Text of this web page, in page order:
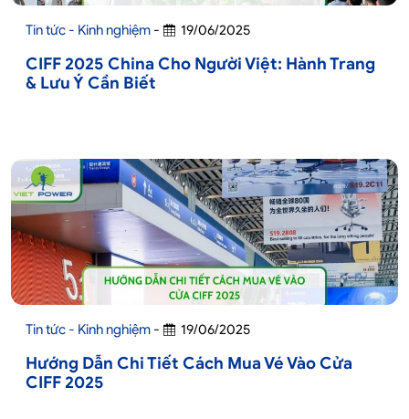
Tin tức - Kinh nghiệm - 19/06/2025
CIFF 2025 China Cho Người Việt: Hành Trang
& Lưu Ý Cần Biết
Tin tức - Kinh nghiệm - 19/06/2025
Hướng Dẫn Chi Tiết Cách Mua Vé Vào Cửa
CIFF 2025